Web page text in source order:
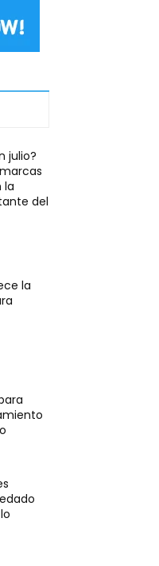
julio?
la
del
la